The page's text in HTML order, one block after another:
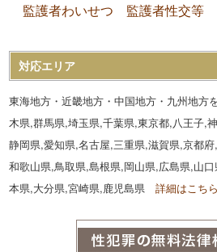
監護者わいせつ 監護者性交等
対応エリア
東海地方・近畿地方・中国地方・九州地
木県,群馬県,埼玉県,千葉県,東京都,八王子,
静岡県,愛知県,名古屋,三重県,滋賀県,京都
和歌山県,鳥取県,島根県,岡山県,広島県,山
本県,大分県,宮崎県,鹿児島県詳細はこちら